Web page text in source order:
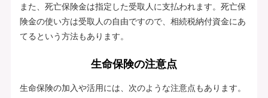
また、死亡保険金は指定した受取人に支払われます。死亡保
険金の使い方は受取人の自由ですので、相続税納付資金にあ
てるという方法もあります。
生命保険の注意点
生命保険の加入や活用には、次のような注意点もあります。